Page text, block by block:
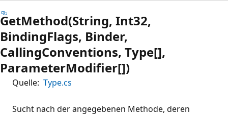
GetMethod(String, Int32,
BindingFlags, Binder,
CallingConventions, Type[],
ParameterModifier[])
Quelle: Type.cs
Sucht nach der angegebenen Methode, deren